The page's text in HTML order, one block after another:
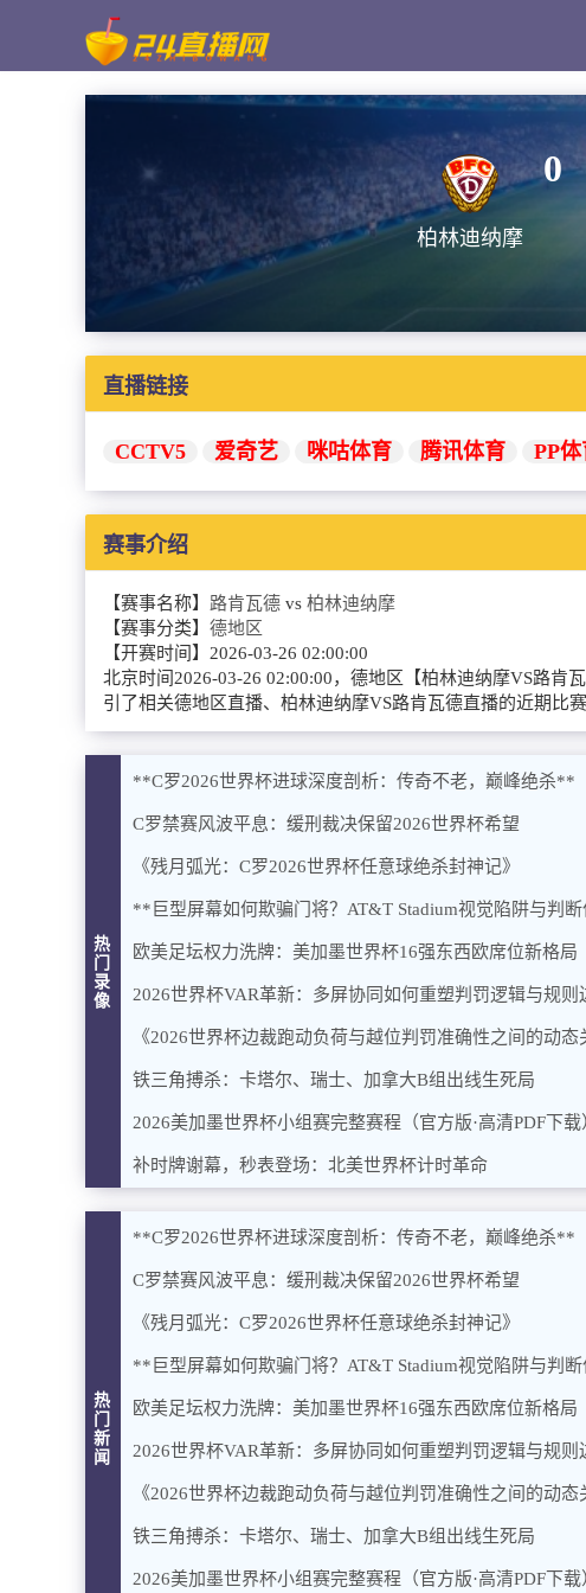
柏林迪纳摩
0
直播链接
CCTV5 爱奇艺 咪咕体育 腾讯体育 PP
赛事介绍
【赛事名称】 路肯瓦德 vs 柏林迪纳摩
【赛事分类】 德地区
【开赛时间】 2026-03-26 02:00:00
北京时间2026-03-26 02:00:00，德地区【柏林迪纳摩VS路
引了相关德地区直播、柏林迪纳摩VS路肯瓦德直播的近期比
热
门
录
像
**C罗2026世界杯进球深度剖析：传奇不老，巅峰绝杀**
C罗禁赛风波平息：缓刑裁决保留2026世界杯希望
《残月弧光：C罗2026世界杯任意球绝杀封神记》
**巨型屏幕如何欺骗门将？AT&T Stadium视觉陷阱与判
欧美足坛权力洗牌：美加墨世界杯16强东西欧席位新格局
2026世界杯VAR革新：多屏协同如何重塑判罚逻辑与规则
《2026世界杯边裁跑动负荷与越位判罚准确性之间的动态
铁三角搏杀：卡塔尔、瑞士、加拿大B组出线生死局
2026美加墨世界杯小组赛完整赛程（官方版·高清PDF下载
补时牌谢幕，秒表登场：北美世界杯计时革命
热
门
新
闻
**C罗2026世界杯进球深度剖析：传奇不老，巅峰绝杀**
C罗禁赛风波平息：缓刑裁决保留2026世界杯希望
《残月弧光：C罗2026世界杯任意球绝杀封神记》
**巨型屏幕如何欺骗门将？AT&T Stadium视觉陷阱与判
欧美足坛权力洗牌：美加墨世界杯16强东西欧席位新格局
2026世界杯VAR革新：多屏协同如何重塑判罚逻辑与规则
《2026世界杯边裁跑动负荷与越位判罚准确性之间的动态
铁三角搏杀：卡塔尔、瑞士、加拿大B组出线生死局
2026美加墨世界杯小组赛完整赛程（官方版·高清PDF下载